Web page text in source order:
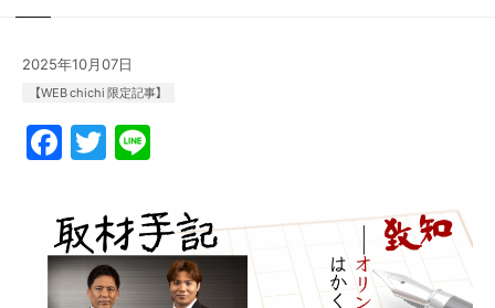
2025年10月07日
【WEB chichi 限定記事】
F
a
c
e
b
T
w
itt
er
e